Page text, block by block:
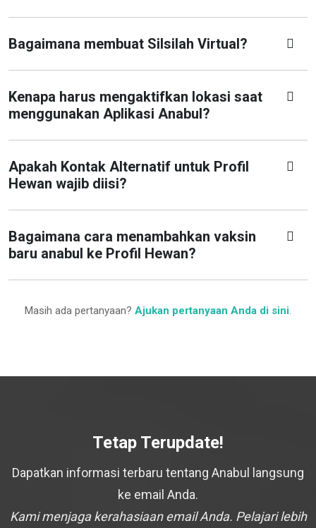
Bagaimana membuat Silsilah Virtual?
Kenapa harus mengaktifkan lokasi saat
menggunakan Aplikasi Anabul?
Apakah Kontak Alternatif untuk Profil
Hewan wajib diisi?
Bagaimana cara menambahkan vaksin
baru anabul ke Profil Hewan?
Masih ada pertanyaan? Ajukan pertanyaan Anda di sini.
Tetap Terupdate!
Dapatkan informasi terbaru tentang Anabul langsung
ke email Anda.
Kami menjaga kerahasiaan email Anda. Pelajari lebih